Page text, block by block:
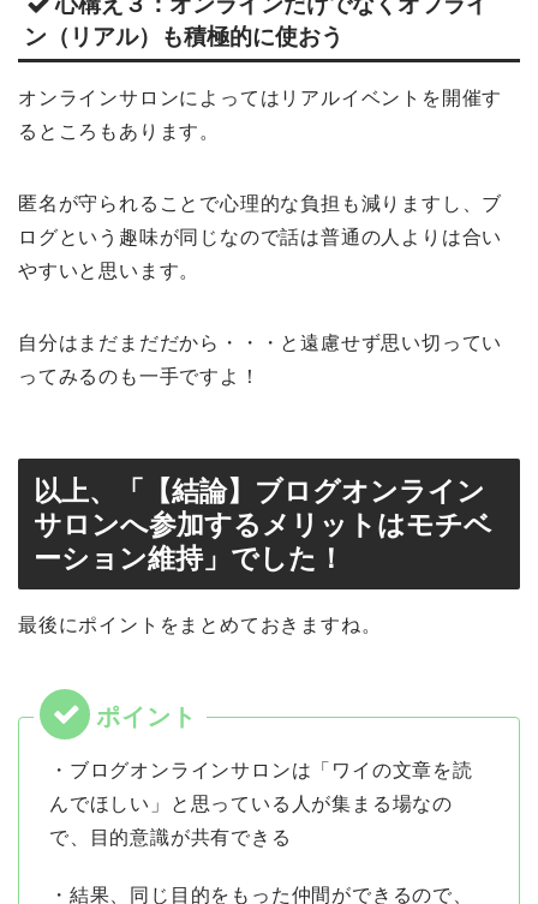
ン（リアル）も積極的に使おう
オンラインサロンによってはリアルイベントを開催す
るところもあります。
匿名が守られることで心理的な負担も減りますし、ブ
ログという趣味が同じなので話は普通の人よりは合い
やすいと思います。
自分はまだまだだから・・・と遠慮せず思い切ってい
ってみるのも一手ですよ！
以上、「【結論】ブログオンライン
サロンへ参加するメリットはモチベ
ーション維持」でした！
最後にポイントをまとめておきますね。
・ブログオンラインサロンは「ワイの文章を読
んでほしい」と思っている人が集まる場なの
で、目的意識が共有できる
・結果、同じ目的をもった仲間ができるので、